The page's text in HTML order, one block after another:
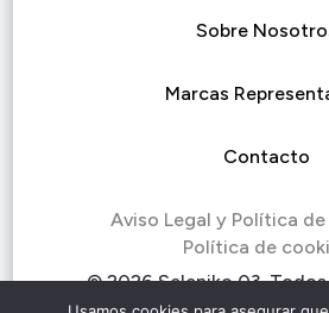
Sobre
Marcas
Contacto
Aviso Legal y Política
Política de
© 2026 Seleniko 03.